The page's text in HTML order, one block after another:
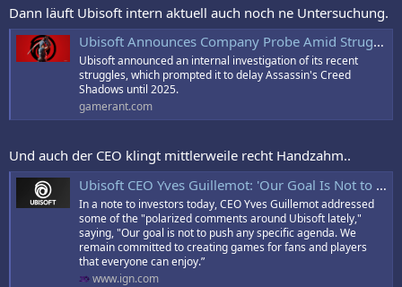
Dann läuft Ubisoft intern aktuell auch noch ne Untersuchung.
Ubisoft Announces Company Probe Amid Struggles
Ubisoft announced an internal investigation of its recent
struggles, which prompted it to delay Assassin's Creed
Shadows until 2025.
gamerant.com
Und auch der CEO klingt mittlerweile recht Handzahm..
Ubisoft CEO Yves Guillemot: 'Our Goal Is Not to Push Any Specific Agenda' - IGN
In a note to investors today, CEO Yves Guillemot addressed
some of the "polarized comments around Ubisoft lately,"
saying, "Our goal is not to push any specific agenda. We
remain committed to creating games for fans and players
that everyone can enjoy.”
www.ign.com